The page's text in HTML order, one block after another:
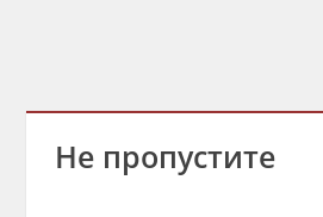
Не пропустите